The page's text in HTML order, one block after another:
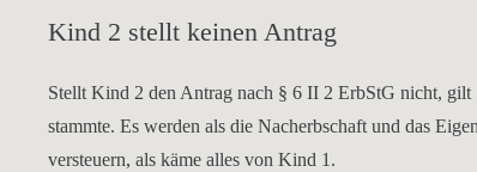
Kind 2 stellt keinen Antrag
Stellt Kind 2 den Antrag nach § 6 II 2 ErbStG nicht,
stammte. Es werden als die Nacherbschaft und das
versteuern, als käme alles von Kind 1.